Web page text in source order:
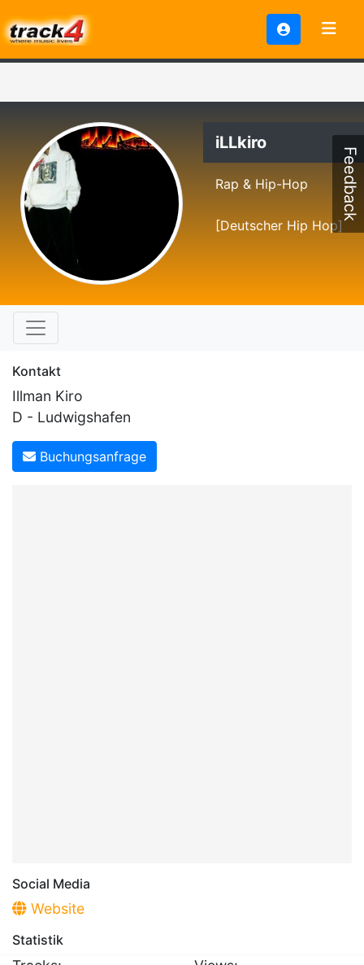
iLLkiro
Rap & Hip-Hop
[Deutscher Hip Hop]
Kontakt
Illman Kiro
D - Ludwigshafen
Buchungsanfrage
Social Media
Website
Statistik
Feedback